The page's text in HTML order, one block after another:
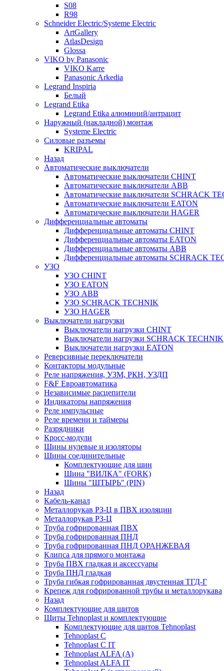
S08
R98
Schneider Electric/Systeme Electric
ArtGallery
AtlasDesign
Glossa
VIKO by Panasonic
VIKO Karre
Panasonic Arkedia
Legrand Inspiria
Белый
Legrand Etika
Legrand Etika алюминий/антрацит
Наружный (накладной) монтаж
Systeme Electric
Силовые разъемы
KRIPAL
Назад
Автоматические выключатели
Автоматические выключатели CHINT
Автоматические выключатели ABB
Автоматические выключатели SCHRACK
Автоматические выключатели EATON
Автоматические выключатели HAGER
Дифференциальные автоматы
Дифференциальные автоматы CHINT
Дифференциальные автоматы EATON
Дифференциальные автоматы ABB
Дифференциальные автоматы SCHRACK
УЗО
УЗО CHINT
УЗО EATON
УЗО ABB
УЗО SCHRACK TECHNIK
УЗО HAGER
Выключатели нагрузки
Выключатели нагрузки CHINT
Выключатели нагрузки SCHRACK TECHNIK
Выключатели нагрузки EATON
Реверсивные переключатели
Контакторы модульные
Реле напряжения, УЗМ, РКН, УЗДП
F&F Евроавтоматика
Независимые расцепители
Индикаторы напряжения
Реле импульсные
Реле времени и таймеры
Разрядники
Кросс-модули
Шины нулевые и изоляторы
Шины соединительные
Комплектующие для шин
Шина "ВИЛКА" (FORK)
Шины "ШТЫРЬ" (PIN)
Назад
Кабель-канал
Металлорукав РЗ-Ц в ПВХ изоляции
Металлорукав РЗ-Ц
Труба гофрированная ПВХ
Труба гофрированная ПНД
Труба гофрированная ПНД ОРАНЖЕВАЯ
Клипса для прямого монтажа
Труба ПВХ гладкая и аксессуары
Труба ПНД гладкая
Труба гибкая гофрированная двустенная ТГД-Г
Крепеж для гофрированной трубы и металлорукава
Назад
Комплектующие для щитов
Щиты Tehnoplast и комплектующие
Комплектующие для щитов Tehnoplast
Tehnoplast C
Tehnoplast C IT
Tehnoplast ALFA (А)
Tehnoplast ALFA IT